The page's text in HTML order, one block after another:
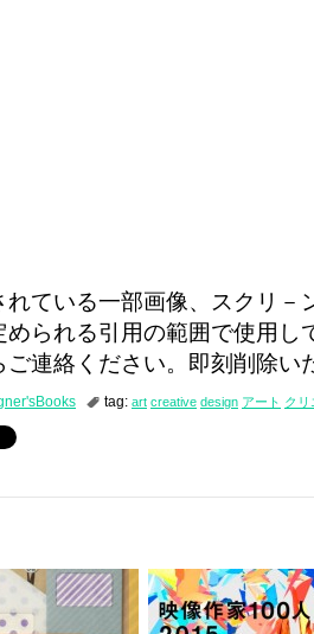
ている一部画像、スクリ－
られる引用の範囲で使用し
ご連絡ください。即刻削除い
tag: art creative design アート クリ